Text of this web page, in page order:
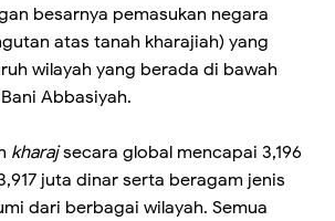
besarnya pemasukan negara
atas tanah kharajiah) yang
wilayah yang berada di bawah
Abbasiyah.
kharajsecara global mencapai 3,196
juta dinar serta beragam jenis
dari berbagai wilayah. Semua